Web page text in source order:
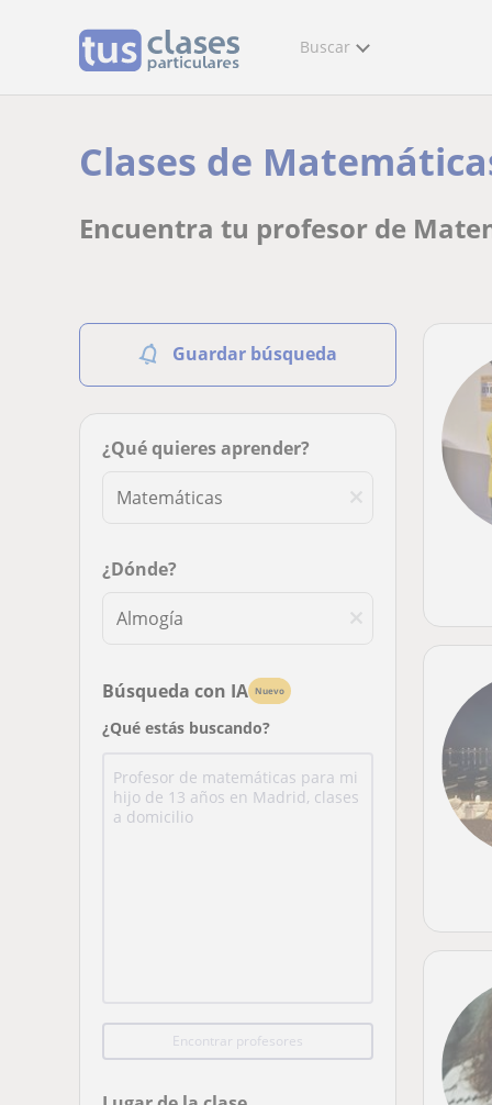
Buscar
Clases de
Encuentra tu profesor de
Guardar búsqueda
¿Qué quieres aprender?
¿Dónde?
Búsqueda con IA Nuevo
¿Qué estás buscando?
Encontrar profesores